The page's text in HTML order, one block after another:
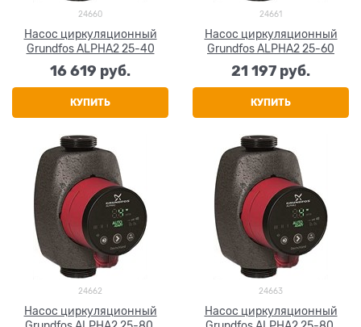
24660
Насос циркуляционный
Grundfos ALPHA2 25-40
16 619 руб.
КУПИТЬ
24661
Насос циркуляционный
Grundfos ALPHA2 25-60
21 197 руб.
КУПИТЬ
24662
Насос циркуляционный
24663
Насос циркуляционный